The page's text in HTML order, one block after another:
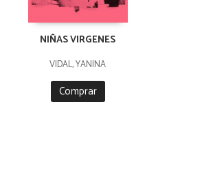
NIÑAS VIRGENES
VIDAL, YANINA
Comprar